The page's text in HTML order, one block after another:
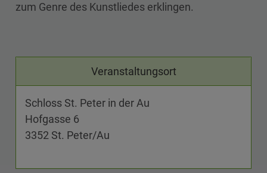
zum Genre des Kunstliedes erklingen.
Veranstaltungsort
Schloss St. Peter in der Au
Hofgasse 6
3352 St. Peter/Au